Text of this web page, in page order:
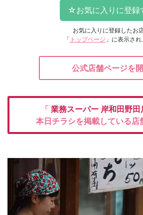
お気に入りに登録したお
「 トップページ 」に表示され
公式店舗ページを開
「 業務スーパー 岸和田野田
本日チラシを掲載している店